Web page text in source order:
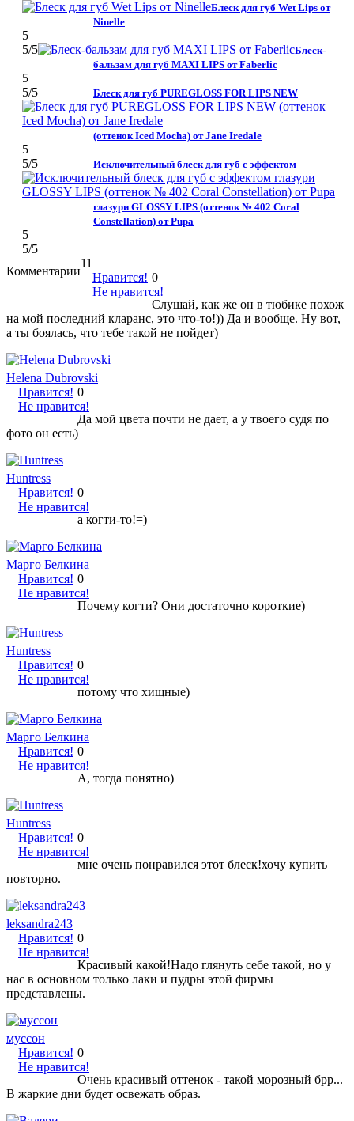
Блеск для губ Wet Lips от
Ninelle
5
5/5
Блеск-
бальзам для губ MAXI LIPS от Faberlic
5
5/5 Блеск для губ PUREGLOSS FOR LIPS NEW
(оттенок Iced Mocha) от Jane Iredale
5
5/5 Исключительный блеск для губ с эффектом
глазури GLOSSY LIPS (оттенок № 402 Coral
Constellation) от Pupa
5
5/5
Комментарии
11
Нравится!
Не нравится!
0
Слушай, как же он в тюбике похож
на мой последний кларанс, это что-то!)) Да и вообще. Ну вот,
а ты боялась, что тебе такой не пойдет)
Helena Dubrovski
Нравится!
Не нравится!
0
Да мой цвета почти не дает, а у твоего судя по
фото он есть)
Huntress
Нравится!
Не нравится!
0
а когти-то!=)
Марго Белкина
Нравится!
Не нравится!
0
Почему когти? Они достаточно короткие)
Huntress
Нравится!
Не нравится!
0
потому что хищные)
Марго Белкина
Нравится!
Не нравится!
0
А, тогда понятно)
Huntress
Нравится!
Не нравится!
0
мне очень понравился этот блеск!хочу купить
повторно.
leksandra243
Нравится!
Не нравится!
0
Красивый какой!Надо глянуть себе такой, но у
нас в основном только лаки и пудры этой фирмы
представлены.
муссон
Нравится!
Не нравится!
0
Очень красивый оттенок - такой морозный брр...
В жаркие дни будет освежать образ.